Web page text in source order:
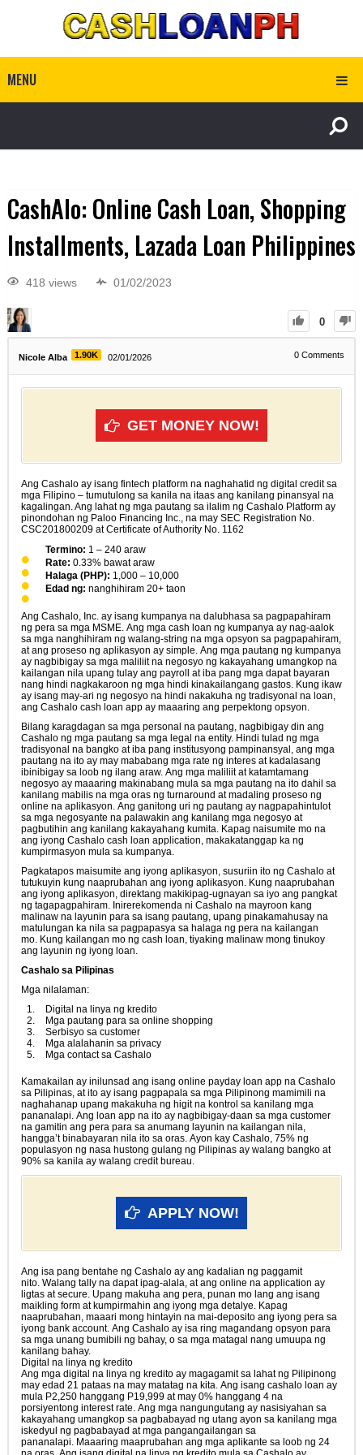
MENU
CashAlo: Online Cash Loan, Shopping
Installments, Lazada Loan Philippines
418 views 01/02/2023
0
Nicole Alba 1.90K 02/01/2026 0 Comments
GET MONEY NOW!
Ang Cashalo ay isang fintech platform na naghahatid ng digital credit sa
mga Filipino – tumutulong sa kanila na itaas ang kanilang pinansyal na
kagalingan. Ang lahat ng mga pautang sa ilalim ng Cashalo Platform ay
pinondohan ng Paloo Financing Inc., na may SEC Registration No.
CSC201800209 at Certificate of Authority No. 1162
Termino: 1 – 240 araw
Rate: 0.33% bawat araw
Halaga (PHP): 1,000 – 10,000
Edad ng: nanghihiram 20+ taon
Ang Cashalo, Inc. ay isang kumpanya na dalubhasa sa pagpapahiram
ng pera sa mga MSME. Ang mga cash loan ng kumpanya ay nag-aalok
sa mga nanghihiram ng walang-string na mga opsyon sa pagpapahiram,
at ang proseso ng aplikasyon ay simple. Ang mga pautang ng kumpanya
ay nagbibigay sa mga maliliit na negosyo ng kakayahang umangkop na
kailangan nila upang tulay ang payroll at iba pang mga dapat bayaran
nang hindi nagkakaroon ng mga hindi kinakailangang gastos. Kung ikaw
ay isang may-ari ng negosyo na hindi nakakuha ng tradisyonal na loan,
ang Cashalo cash loan app ay maaaring ang perpektong opsyon.
Bilang karagdagan sa mga personal na pautang, nagbibigay din ang
Cashalo ng mga pautang sa mga legal na entity. Hindi tulad ng mga
tradisyonal na bangko at iba pang institusyong pampinansyal, ang mga
pautang na ito ay may mababang mga rate ng interes at kadalasang
ibinibigay sa loob ng ilang araw. Ang mga maliliit at katamtamang
negosyo ay maaaring makinabang mula sa mga pautang na ito dahil sa
kanilang mabilis na mga oras ng turnaround at madaling proseso ng
online na aplikasyon. Ang ganitong uri ng pautang ay nagpapahintulot
sa mga negosyante na palawakin ang kanilang mga negosyo at
pagbutihin ang kanilang kakayahang kumita. Kapag naisumite mo na
ang iyong Cashalo cash loan application, makakatanggap ka ng
kumpirmasyon mula sa kumpanya.
Pagkatapos maisumite ang iyong aplikasyon, susuriin ito ng Cashalo at
tutukuyin kung naaprubahan ang iyong aplikasyon. Kung naaprubahan
ang iyong aplikasyon, direktang makikipag-ugnayan sa iyo ang pangkat
ng tagapagpahiram. Inirerekomenda ni Cashalo na mayroon kang
malinaw na layunin para sa isang pautang, upang pinakamahusay na
matulungan ka nila sa pagpapasya sa halaga ng pera na kailangan
mo. Kung kailangan mo ng cash loan, tiyaking malinaw mong tinukoy
ang layunin ng iyong loan.
Cashalo sa Pilipinas
Mga nilalaman:
Digital na linya ng kredito
Mga pautang para sa online shopping
Serbisyo sa customer
Mga alalahanin sa privacy
Mga contact sa Cashalo
Kamakailan ay inilunsad ang isang online payday loan app na Cashalo
sa Pilipinas, at ito ay isang pagpapala sa mga Pilipinong mamimili na
naghahanap upang makakuha ng higit na kontrol sa kanilang mga
pananalapi. Ang loan app na ito ay nagbibigay-daan sa mga customer
na gamitin ang pera para sa anumang layunin na kailangan nila,
hangga’t binabayaran nila ito sa oras. Ayon kay Cashalo, 75% ng
populasyon ng nasa hustong gulang ng Pilipinas ay walang bangko at
90% sa kanila ay walang credit bureau.
APPLY NOW!
Ang isa pang bentahe ng Cashalo ay ang kadalian ng paggamit
nito. Walang tally na dapat ipag-alala, at ang online na application ay
ligtas at secure. Upang makuha ang pera, punan mo lang ang isang
maikling form at kumpirmahin ang iyong mga detalye. Kapag
naaprubahan, maaari mong hintayin na mai-deposito ang iyong pera sa
iyong bank account. Ang Cashalo ay isa ring magandang opsyon para
sa mga unang bumibili ng bahay, o sa mga matagal nang umuupa ng
kanilang bahay.
Digital na linya ng kredito
Ang mga digital na linya ng kredito ay magagamit sa lahat ng Pilipinong
may edad 21 pataas na may matatag na kita. Ang isang cashalo loan ay
mula P2,250 hanggang P19,999 at may 0% hanggang 4 na
porsiyentong interest rate. Ang mga nangungutang ay nasisiyahan sa
kakayahang umangkop sa pagbabayad ng utang ayon sa kanilang mga
iskedyul ng pagbabayad at mga pangangailangan sa
pananalapi. Maaaring maaprubahan ang mga aplikante sa loob ng 24